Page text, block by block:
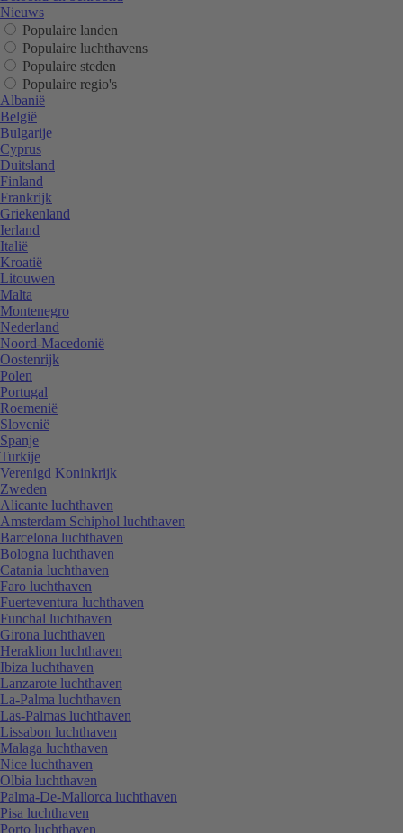
Nieuws
Populaire landen
Populaire luchthavens
Populaire steden
Populaire regio's
Albanië
België
Bulgarije
Cyprus
Duitsland
Finland
Frankrijk
Griekenland
Ierland
Italië
Kroatië
Litouwen
Malta
Montenegro
Nederland
Noord-Macedonië
Oostenrijk
Polen
Portugal
Roemenië
Slovenië
Spanje
Turkije
Verenigd Koninkrijk
Zweden
Alicante luchthaven
Amsterdam Schiphol luchthaven
Barcelona luchthaven
Bologna luchthaven
Catania luchthaven
Faro luchthaven
Fuerteventura luchthaven
Funchal luchthaven
Girona luchthaven
Heraklion luchthaven
Ibiza luchthaven
Lanzarote luchthaven
La-Palma luchthaven
Las-Palmas luchthaven
Lissabon luchthaven
Malaga luchthaven
Nice luchthaven
Olbia luchthaven
Palma-De-Mallorca luchthaven
Pisa luchthaven
Porto luchthaven